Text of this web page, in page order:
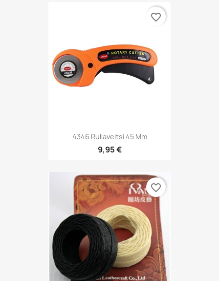
4346 Rullaveitsi 45 Mm
9,95 €
favorite_border
favorite_border